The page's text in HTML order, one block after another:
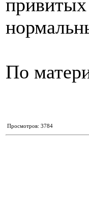
По
Просмотров: 3784